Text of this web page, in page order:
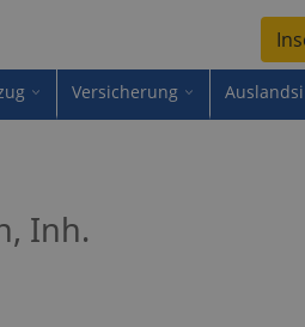
Versicherung
Inh.